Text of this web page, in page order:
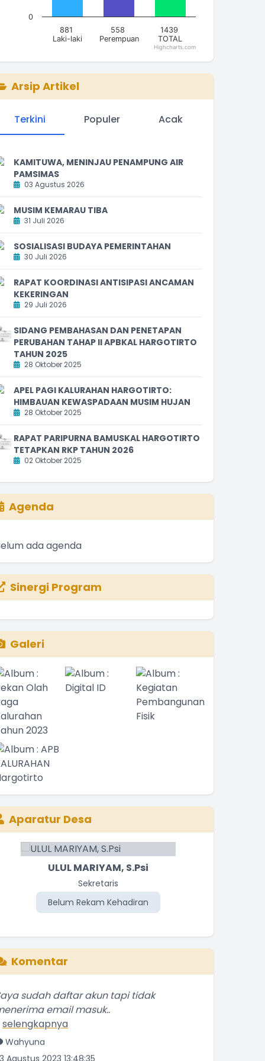
881
Laki-laki
558
Perempuan
1439
TOTAL
0
Highcharts.com
Arsip Artikel
Terkini Populer Acak
KAMITUWA, MENINJAU PENAMPUNG AIR
PAMSIMAS
03 Agustus 2026
MUSIM KEMARAU TIBA
31 Juli 2026
SOSIALISASI BUDAYA PEMERINTAHAN
30 Juli 2026
RAPAT KOORDINASI ANTISIPASI ANCAMAN
KEKERINGAN
29 Juli 2026
SIDANG PEMBAHASAN DAN PENETAPAN
PERUBAHAN TAHAP II APBKAL HARGOTIRTO
TAHUN 2025
28 Oktober 2025
APEL PAGI KALURAHAN HARGOTIRTO:
HIMBAUAN KEWASPADAAN MUSIM HUJAN
28 Oktober 2025
RAPAT PARIPURNA BAMUSKAL HARGOTIRTO
TETAPKAN RKP TAHUN 2026
02 Oktober 2025
Agenda
ada agenda
Sinergi Program
Galeri
Aparatur Desa
ULUL MARIYAM, S.Psi
Sekretaris
Belum Rekam Kehadiran
Komentar
email masuk..
selengkapnya
Wahyuna
Agustus 2023 13:48:35